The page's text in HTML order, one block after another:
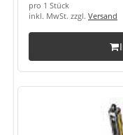
pro 1 Stück
inkl. MwSt. zzgl. Versand